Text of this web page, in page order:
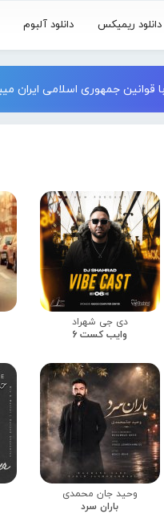
دانلود ریمیکس دانلود آلبوم
قوانین جمهوری اسلامی ایران
دی جی شهراد
وایب کست 6
وحید جان محمدی
باران سرد